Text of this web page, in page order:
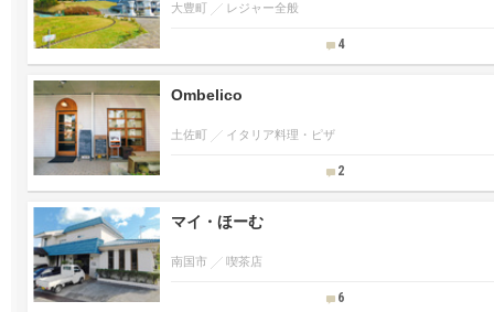
大豊町 レジャー全般
4
Ombelico
土佐町 イタリア料理・ピザ
2
マイ・ほーむ
南国市 喫茶店
6